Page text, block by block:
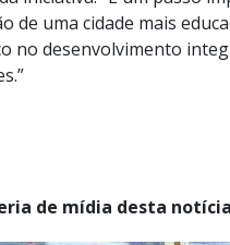
iniciativa. “É um passo
de uma cidade mais
no desenvolvimento